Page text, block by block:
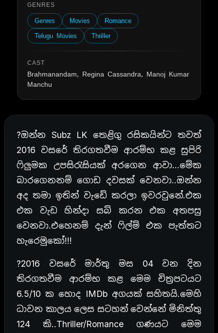
GENRES
Genres Movies
Romance
Telugu Movies
Thriller
CAST
Brahmanandam, Regina Cassandra, Manoj Kumar
Manchu
?ඔන්න Subz LK තෙළිගු රසිකයින්ට තවත්
2016 වසරේ තිරගතවීම ආරම්භ කළ සුපිරි
ෆිලුමක උපසිරැසියක් අරගෙන ආවා…මේක
බාරගෙනනම් ගොඩ දවසක් වෙනවා..ඔන්න
අද තමා ඉතින් වැඩේ කරලා ඉවරවුනේ.එක
එක වැඩ හින්දා සබ් කරන එක අතපසු
වෙනවා.එහෙනම් දැන් ෆිල්ම් එක පැත්තට
හැරෙමුකෝ!!!
?2016 වසරේ මාර්තු මස 04 වන දින
තිරගතවීම ආරම්භ කළ මෙම චිත්‍රපටයට
6.5/10 ක හොද IMDb අගයක් සහිතයි.මෙහි
ධාවන කාලය ලෙස සටහන් වෙන්නේ මිනිත්තු
124 කි..Thriller/Romance ගණයට මෙම